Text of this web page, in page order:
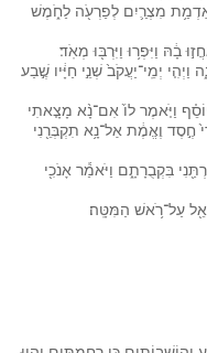
מִצְרַ֛יִם לְפַרְעֹ֖ה לַחֹ֑מֶשׁ
בָ֔הּ וַיִּפְר֥וּ וַיִּרְבּ֖וּ מְאֹֽד׃
יְמֵֽי־יַעֲקֹב֙ שְׁנֵ֣י חַיָּ֔יו שֶׁ֣בַע
וַיֹּ֤אמֶר לוֹ֙ אִם־נָ֨א מָצָ֤אתִי
חֶ֣סֶד וֶאֱמֶ֔ת אַל־נָ֥א תִקְבְּרֵ֖נִי
בִּקְבֻרָתָ֑ם וַיֹּאמַ֕ר אָנֹכִ֖י
עַל־רֹ֥אשׁ הַמִּטָּֽה׃